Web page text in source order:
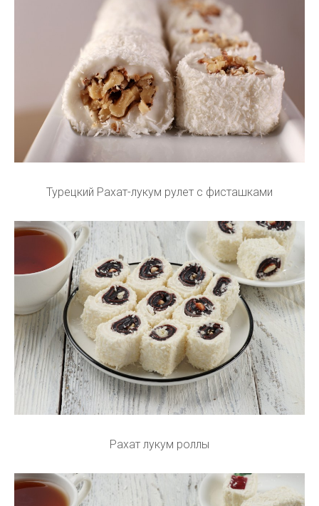
Турецкий Рахат-лукум рулет с фисташками
Рахат лукум роллы